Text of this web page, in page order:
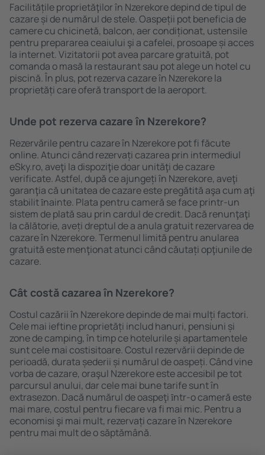
Facilitățile proprietăţilor în Nzerekore depind de tipul de
cazare și de numărul de stele. Oaspeții pot beneficia de
camere cu chicinetă, balcon, aer condiționat, ustensile
pentru prepararea ceaiului şi a cafelei, prosoape și acces
la internet. Vizitatorii pot avea parcare gratuită, pot
comanda o masă la restaurant sau pot alege un hotel cu
piscină. În plus, pot rezerva cazare în Nzerekore la
proprietăți care oferă transport de la aeroport.
Unde pot rezerva cazare în Nzerekore?
Rezervările pentru cazare în Nzerekore pot fi făcute
online. Atunci când rezervați cazarea prin intermediul
eSky.ro, aveţi la dispoziţie doar unităţi de cazare
verificate. Astfel, după ce ajungeți în Nzerekore, aveţi
garanţia că unitatea de cazare este pregătită aşa cum aţi
stabilit ȋnainte. Plata pentru cameră se face printr-un
sistem de plată sau prin cardul de credit. Dacă renunţaţi
la călătorie, aveți dreptul de a anula gratuit rezervarea de
cazare în Nzerekore. Termenul limită pentru anularea
gratuită este menţionat atunci când căutați opţiunile de
cazare.
Cât costă cazarea în Nzerekore?
Costul cazării în Nzerekore depinde de mai mulți factori.
Cele mai ieftine proprietăți includ hanuri, pensiuni și
zone de camping, în timp ce hotelurile și apartamentele
sunt cele mai costisitoare. Costul rezervării depinde de
perioadă, durata șederii și numărul de oaspeți. Când vine
vorba de cazare, oraşul Nzerekore este accesibil pe tot
parcursul anului, dar cele mai bune tarife sunt în
extrasezon. Dacă numărul de oaspeţi ȋntr-o cameră este
mai mare, costul pentru fiecare va fi mai mic. Pentru a
economisi şi mai mult, rezervați cazare în Nzerekore
pentru mai mult de o săptămână.